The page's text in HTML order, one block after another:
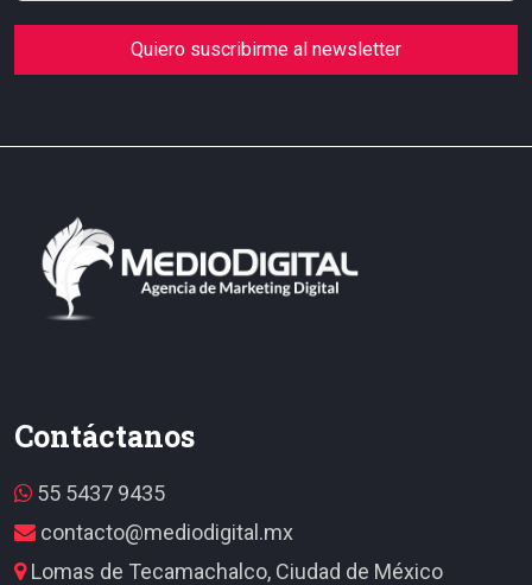
Quiero suscribirme al newsletter
Contáctanos
55 5437 9435
contacto@mediodigital.mx
Lomas de Tecamachalco, Ciudad de México